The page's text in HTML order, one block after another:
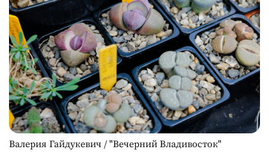
Валерия Гайдукевич / "Вечерний Владивосток"